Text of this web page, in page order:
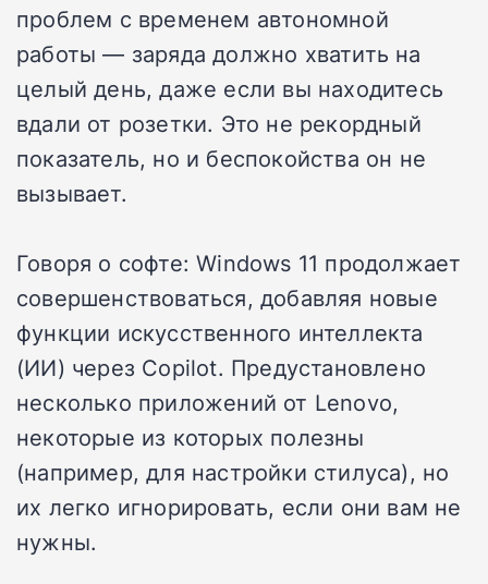
проблем с временем автономной
работы — заряда должно хватить на
целый день, даже если вы находитесь
вдали от розетки. Это не рекордный
показатель, но и беспокойства он не
вызывает.
Говоря о софте: Windows 11 продолжает
совершенствоваться, добавляя новые
функции искусственного интеллекта
(ИИ) через Copilot. Предустановлено
несколько приложений от Lenovo,
некоторые из которых полезны
(например, для настройки стилуса), но
их легко игнорировать, если они вам не
нужны.